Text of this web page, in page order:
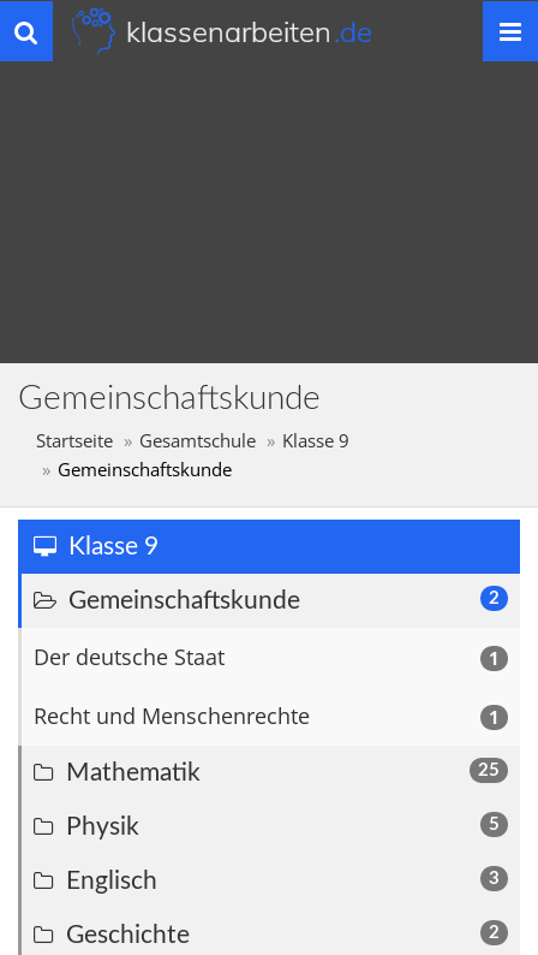
Toggle
navigation
klassenarbeiten.de
Gemeinschaftskunde
Startseite Gesamtschule
Klasse 9
Gemeinschaftskunde
Klasse 9
2
Gemeinschaftskunde
1
Der deutsche Staat
1
Recht und Menschenrechte
25
Mathematik
5
Physik
3
Englisch
2
Geschichte